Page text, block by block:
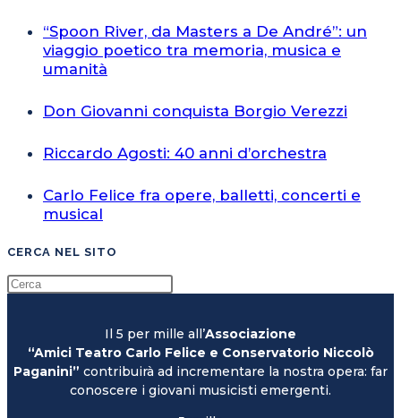
“Spoon River, da Masters a De André”: un
viaggio poetico tra memoria, musica e
umanità
Don Giovanni conquista Borgio Verezzi
Riccardo Agosti: 40 anni d’orchestra
Carlo Felice fra opere, balletti, concerti e
musical
CERCA NEL SITO
Il 5 per mille all’Associazione
“Amici Teatro Carlo Felice e Conservatorio Niccolò
Paganini” contribuirà ad incrementare la nostra opera: far
conoscere i giovani musicisti emergenti.